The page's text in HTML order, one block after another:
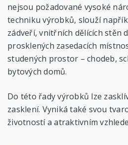
nejsou požadované vysoké
techniku výrobků, slouží
zádveří, vnitřních dělících stěn
prosklených zasedacích
studených prostor – chodeb,
bytových domů.
Do této řady výrobků lze
zasklení. Vyniká také svou
životností a atraktivním